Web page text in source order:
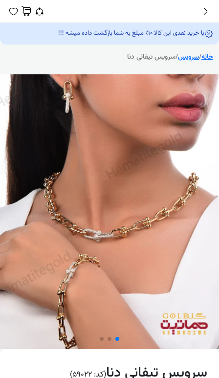
با خرید نقدی این کالا 10٪ مبلغ به شما بازگشت داده میشه !!!
/سرویس/سرویس تیفانی دنا
سرویس تیفانی دنا(کد: 59022)